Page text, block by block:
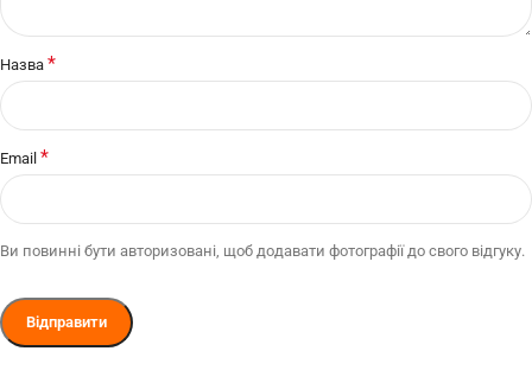
Назва *
Email *
Ви повинні бути авторизовані, щоб додавати фотографії до свого відгуку.